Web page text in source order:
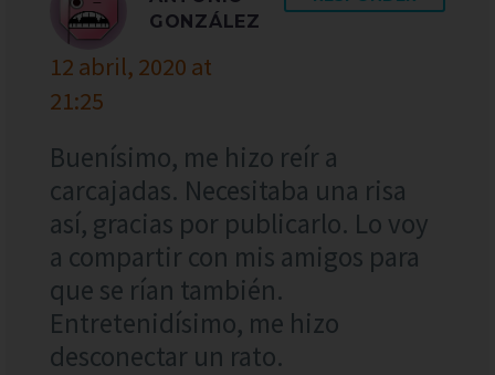
GONZÁLEZ
12 abril, 2020 at
21:25
Buenísimo, me hizo reír a
carcajadas. Necesitaba una risa
así, gracias por publicarlo. Lo voy
a compartir con mis amigos para
que se rían también.
Entretenidísimo, me hizo
desconectar un rato.